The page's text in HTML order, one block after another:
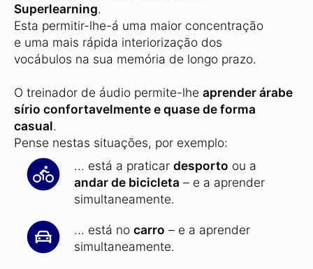
Superlearning.
Esta permitir-lhe-á uma maior concentração
e uma mais rápida interiorização dos
vocábulos na sua memória de longo prazo.
O treinador de áudio permite-lhe aprender árabe
sírio confortavelmente e quase de forma
casual.
Pense nestas situações, por exemplo:
... está a praticar desporto ou a
andar de bicicleta – e a aprender
simultaneamente.
... está no carro – e a aprender
simultaneamente.